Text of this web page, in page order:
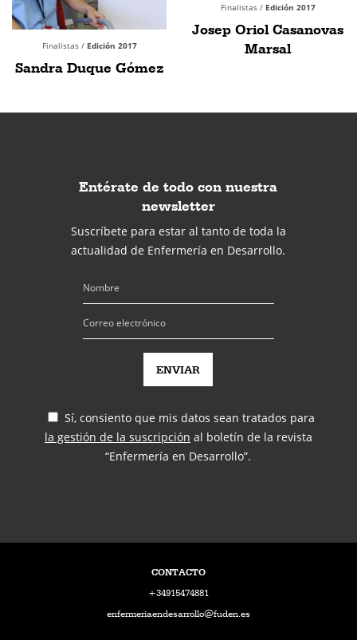
Finalistas / Edición 2017
Sandra Duque Gómez
Finalistas / Edición 2017
Josep Oriol Casanovas
Marsal
Entérate de todo con nuestra
newsletter
Suscríbete para estar al tanto de toda la
actualidad de Enfermería en Desarrollo.
Sí, consiento que mis datos sean tratados para
la gestión de la suscripción al boletín de la revista
“Enfermería en Desarrollo”.
CONTACTO
+34915474881
enfermeriaendesarrollo@fuden.es